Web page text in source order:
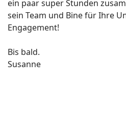
ein paar super Stunden
sein Team und Bine für Ihre
Engagement!
Bis bald.
Susanne